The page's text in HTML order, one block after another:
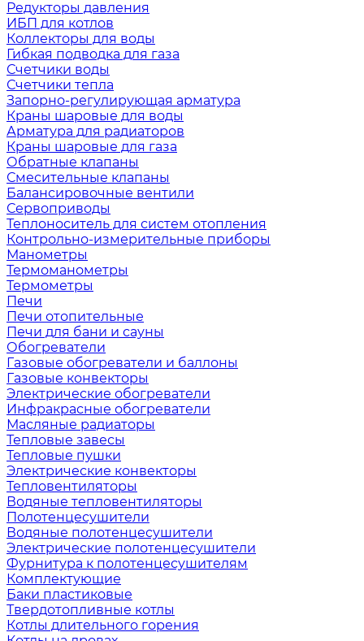
Редукторы давления
ИБП для котлов
Коллекторы для воды
Гибкая подводка для газа
Счетчики воды
Счетчики тепла
Запорно-регулирующая арматура
Краны шаровые для воды
Арматура для радиаторов
Краны шаровые для газа
Обратные клапаны
Смесительные клапаны
Балансировочные вентили
Сервоприводы
Теплоноситель для систем отопления
Контрольно-измерительные приборы
Манометры
Термоманометры
Термометры
Печи
Печи отопительные
Печи для бани и сауны
Обогреватели
Газовые обогреватели и баллоны
Газовые конвекторы
Электрические обогреватели
Инфракрасные обогреватели
Масляные радиаторы
Тепловые завесы
Тепловые пушки
Электрические конвекторы
Тепловентиляторы
Водяные тепловентиляторы
Полотенцесушители
Водяные полотенцесушители
Электрические полотенцесушители
Фурнитура к полотенцесушителям
Комплектующие
Баки пластиковые
Твердотопливные котлы
Котлы длительного горения